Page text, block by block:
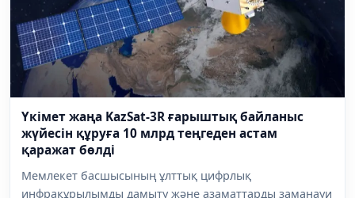
Үкімет жаңа KazSat-3R ғарыштық байланыс
жүйесін құруға 10 млрд теңгеден астам
қаражат бөлді
Мемлекет басшысының ұлттық цифрлық
инфрақұрылымды дамыту және азаматтарды заманауи